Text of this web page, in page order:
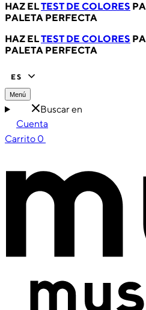
HAZ ELTEST DE COLORES
PALETA PERFECTA
HAZ ELTEST DE COLORES
PALETA PERFECTA
ES
Menú
Buscar en
Cuenta
Carrito 0